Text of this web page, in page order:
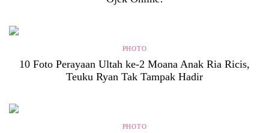
PHOTO
10 Foto Perayaan Ultah ke-2 Moana Anak Ria Ricis,
Teuku Ryan Tak Tampak Hadir
PHOTO